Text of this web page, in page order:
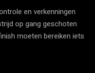
en verkenningen
op gang geschoten
moeten bereiken iets